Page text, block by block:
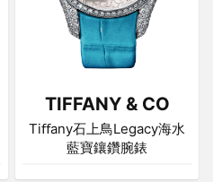
TIFFANY & CO
Tiﬀany石上鳥Legacy海水
藍寶鑲鑽腕錶